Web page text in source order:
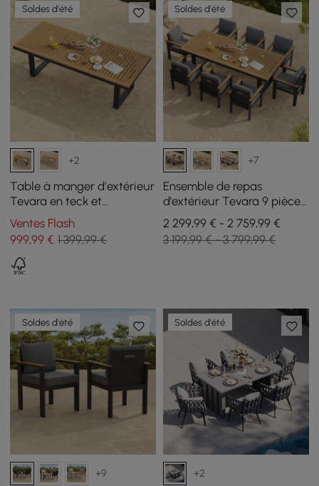
Soldes d'été
+2
Table à manger d’extérieur
Tevara en teck et
aluminium gris, 6 à 8
personnes
Ventes Flash
999,99 € 1 399,99 €
Soldes d'été
+7
Ensemble de repas
d'extérieur Tevara 9 pièces
rectangulaire en bois et
aluminium pour 8
personnes
2 299,99 € - 2 759,99 €
3 199,99 € - 3 799,99 €
Soldes d'été
+9
Soldes d'été
+2